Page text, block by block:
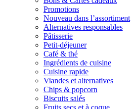
Promotions
Nouveau dans l’assortiment
Alternatives responsables
Pâtisserie
Petit-déjeuner
Café & thé
Ingrédients de cuisine
Cuisine rapide
Viandes et alternatives
Chips & popcorn
Biscuits salés
Fruits secs et à coque